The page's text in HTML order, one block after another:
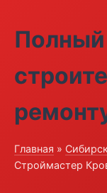
Полный
Главная »
Строймастер